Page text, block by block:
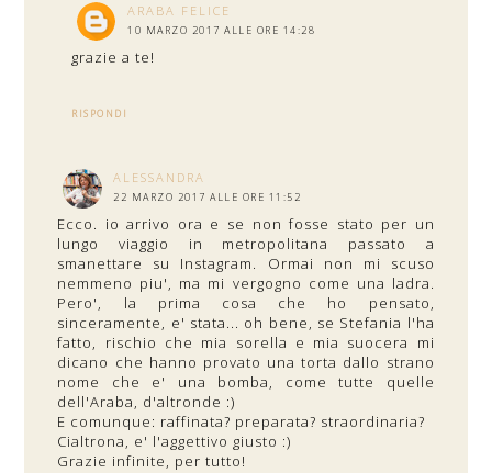
ARABA FELICE
10 MARZO 2017 ALLE ORE 14:28
grazie a te!
RISPONDI
ALESSANDRA
22 MARZO 2017 ALLE ORE 11:52
Ecco. io arrivo ora e se non fosse stato per un
lungo viaggio in metropolitana passato a
smanettare su Instagram. Ormai non mi scuso
nemmeno piu', ma mi vergogno come una ladra.
Pero', la prima cosa che ho pensato,
sinceramente, e' stata... oh bene, se Stefania l'ha
fatto, rischio che mia sorella e mia suocera mi
dicano che hanno provato una torta dallo strano
nome che e' una bomba, come tutte quelle
dell'Araba, d'altronde :)
E comunque: raffinata? preparata? straordinaria?
Cialtrona, e' l'aggettivo giusto :)
Grazie infinite, per tutto!